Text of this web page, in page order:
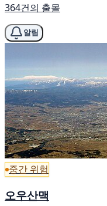
364건의 출몰
알림
중간 위험
오우산맥